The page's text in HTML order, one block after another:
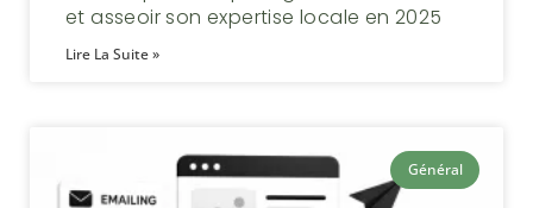
et asseoir son expertise locale en 2025
Lire La Suite »
Général